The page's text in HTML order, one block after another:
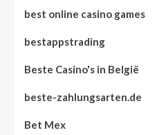
best online casino games
bestappstrading
Beste Casino's in België
beste-zahlungsarten.de
Bet Mex